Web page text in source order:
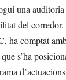
una
del
ha comptat
s’ha